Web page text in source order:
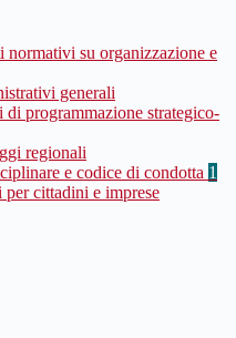
normativi su organizzazione e
generali
di programmazione strategico-
regionali
e codice di condotta 1
cittadini e imprese